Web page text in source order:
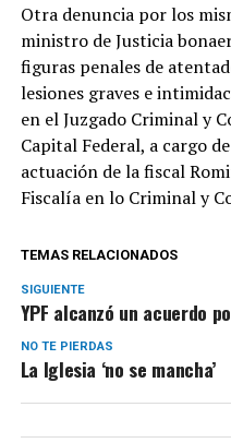
Otra denuncia por los
ministro de Justicia
figuras penales de
lesiones graves e
en el Juzgado Criminal y
Capital Federal, a cargo
actuación de la fiscal
Fiscalía en lo Criminal y
TEMAS RELACIONADOS
SIGUIENTE
YPF alcanzó un acuerdo
NO TE PIERDAS
La Iglesia ‘no se mancha’